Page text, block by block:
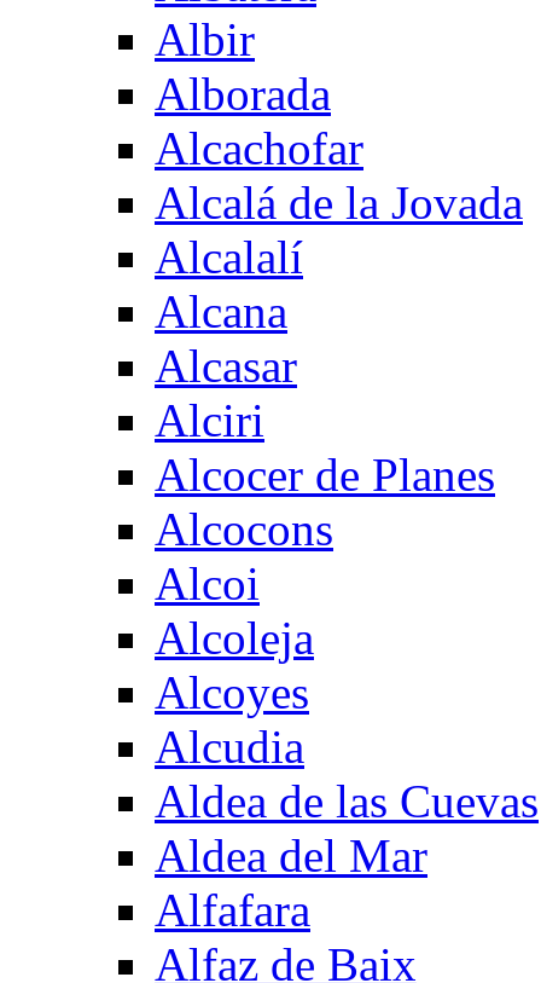
Albir
Alborada
Alcachofar
Alcalá de la Jovada
Alcalalí
Alcana
Alcasar
Alciri
Alcocer de Planes
Alcocons
Alcoi
Alcoleja
Alcoyes
Alcudia
Aldea de las Cuevas
Aldea del Mar
Alfafara
Alfaz de Baix